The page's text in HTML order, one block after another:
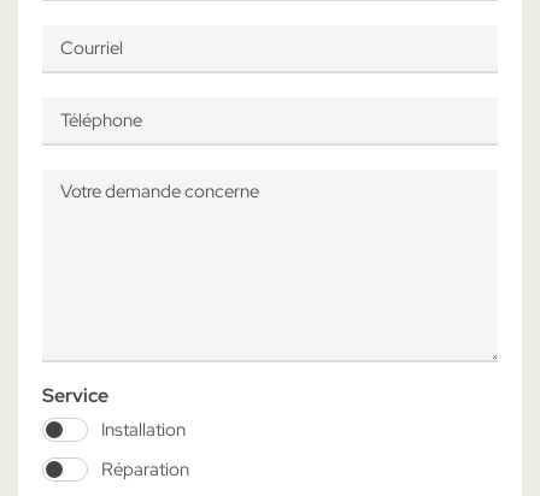
Service
Installation
Réparation